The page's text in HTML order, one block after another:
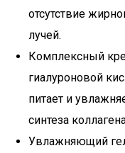
отсутствие
лучей.
Комплексный
гиалуроновой
питает и
синтеза
Увлажняющий